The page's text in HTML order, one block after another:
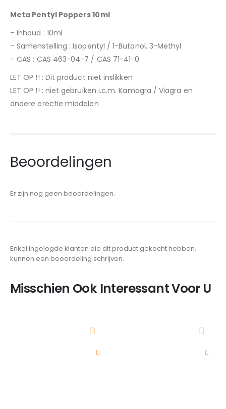
Meta Pentyl Poppers 10ml
– Inhoud : 10ml
– Samenstelling : Isopentyl / 1-Butanol, 3-Methyl
– CAS : CAS 463-04-7 / CAS 71-41-0
LET OP !! : Dit product niet inslikken
LET OP !! : niet gebruiken i.c.m. Kamagra / Viagra en
andere erectie middelen
Beoordelingen
Er zijn nog geen beoordelingen.
Enkel ingelogde klanten die dit product gekocht hebben,
kunnen een beoordeling schrijven.
Misschien Ook Interessant Voor U